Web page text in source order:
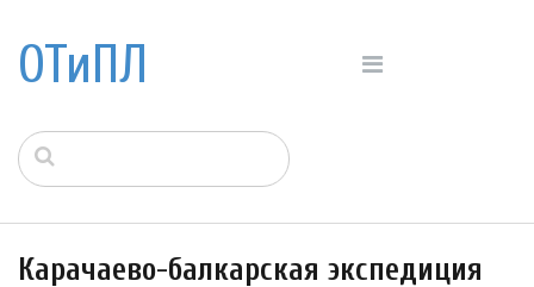
ОТиПЛ
Карачаево-балкарская экспедиция